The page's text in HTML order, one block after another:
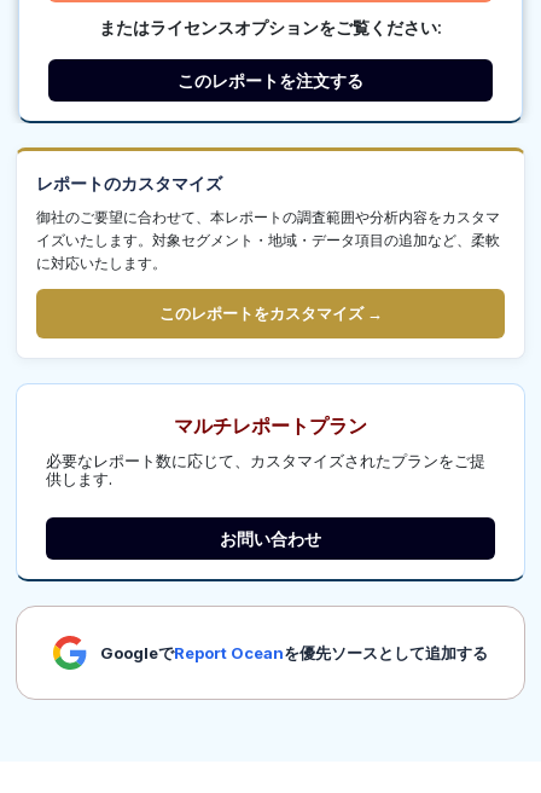
またはライセンスオプションをご覧ください:
このレポートを注文する
レポートのカスタマイズ
御社のご要望に合わせて、本レポートの調査範囲や分析内容をカスタマ
イズいたします。対象セグメント・地域・データ項目の追加など、柔軟
に対応いたします。
このレポートをカスタマイズ →
マルチレポートプラン
必要なレポート数に応じて、カスタマイズされたプランをご提
供します.
お問い合わせ
GoogleでReport Oceanを優先ソースとして追加する